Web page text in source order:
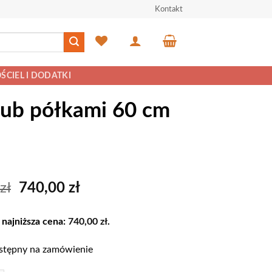
Kontakt
I DODATKI
półkami 60 cm
zł Pierwotna
wynosiła:
740,00złAktualna
wynosi:
cena: 740,00 zł.
na zamówienie